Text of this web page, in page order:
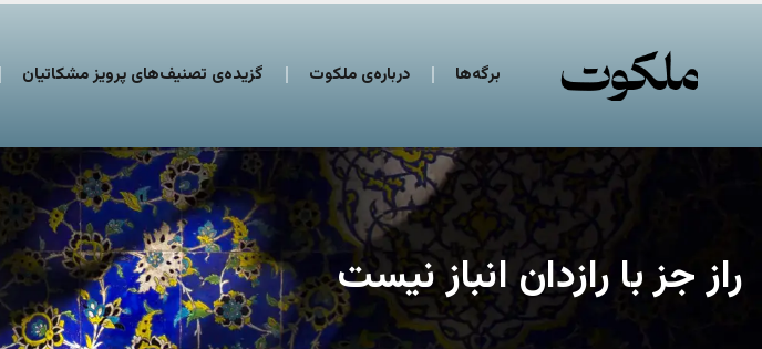
برگه‌ها درباره‌ی ملکوت گزیده‌ی تصنیف‌های پرویز مشکاتیان
راز جز با رازدان انباز نیست